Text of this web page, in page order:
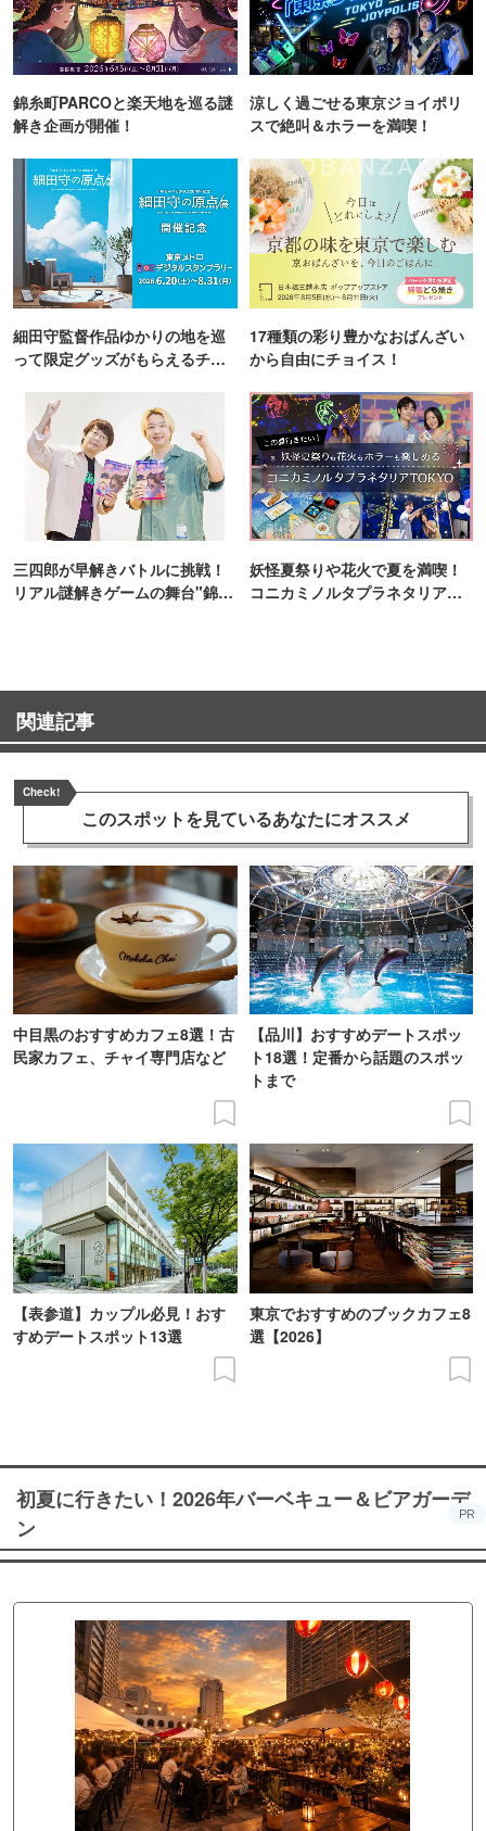
錦糸町PARCOと楽天地を巡る謎
解き企画が開催！
涼しく過ごせる東京ジョイポリ
スで絶叫＆ホラーを満喫！
細田守監督作品ゆかりの地を巡
って限定グッズがもらえるチャ
17種類の彩り豊かなおばんざい
から自由にチョイス！
三四郎が早解きバトルに挑戦！
リアル謎解きゲームの舞台"錦糸
妖怪夏祭りや花火で夏を満喫！
コニカミノルタプラネタリア
関連記事
Check!
このスポットを見ているあなたにオススメ
中目黒のおすすめカフェ8選！古
民家カフェ、チャイ専門店など
【品川】おすすめデートスポッ
ト18選！定番から話題のスポッ
トまで
【表参道】カップル必見！おす
すめデートスポット13選
東京でおすすめのブックカフェ8
選【2026】
初夏に行きたい！2026年バーベキュー＆ビアガーデ
ン
PR